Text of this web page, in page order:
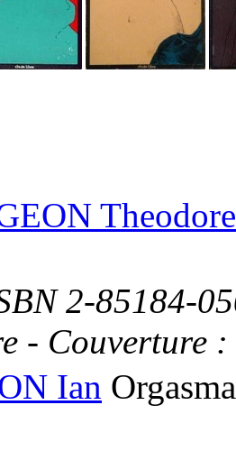
Theodore
2-85184-
- Couverture :
Ian